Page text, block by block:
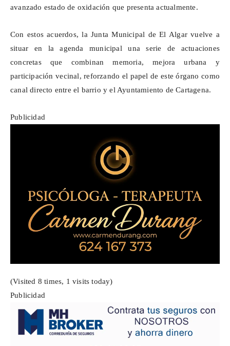
avanzado estado de oxidación que presenta actualmente.
Con estos acuerdos, la Junta Municipal de El Algar vuelve a
situar en la agenda municipal una serie de actuaciones
concretas que combinan memoria, mejora urbana y
participación vecinal, reforzando el papel de este órgano como
canal directo entre el barrio y el Ayuntamiento de Cartagena.
Publicidad
(Visited 8 times, 1 visits today)
Publicidad